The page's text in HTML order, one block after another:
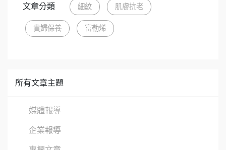
文章分類 細紋 肌膚抗老
貴婦保養 富勒烯
所有文章主題
媒體報導
企業報導